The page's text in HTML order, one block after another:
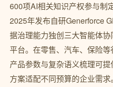
600项AI相关知识产权参与制
2025年发布自研Generforce
据治理能力独创三大智能体
平台。在零售、汽车、保险
产品参数与复杂语义梳理可
方案适配不同预算的企业需